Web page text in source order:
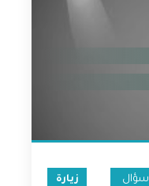
سؤال زيارة